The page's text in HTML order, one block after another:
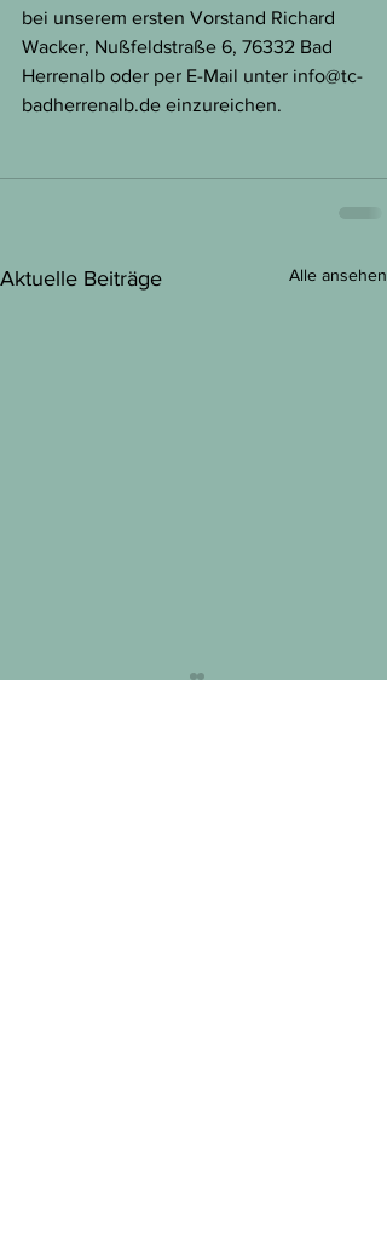
bei unserem ersten Vorstand Richard
Wacker, Nußfeldstraße 6, 76332 Bad
Herrenalb oder per E-Mail unter info@tc-
badherrenalb.de einzureichen.
Aktuelle Beiträge Alle ansehen